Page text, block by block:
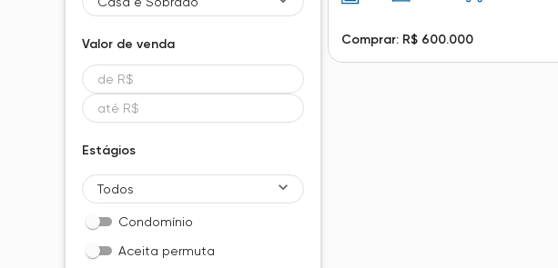
Valor de venda
Estágios
Todos
Condomínio
Aceita permuta
Comprar: R$ 600.000